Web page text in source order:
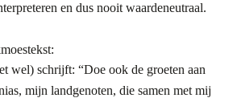
en dus nooit waardeneutraal.
wel) schrijft: “Doe ook de groeten aan
mijn landgenoten, die samen met mij